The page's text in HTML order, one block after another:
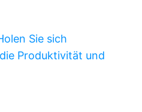
Sie sich
Produktivität und